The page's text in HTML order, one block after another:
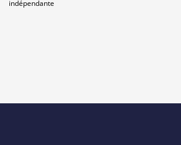
indépendante